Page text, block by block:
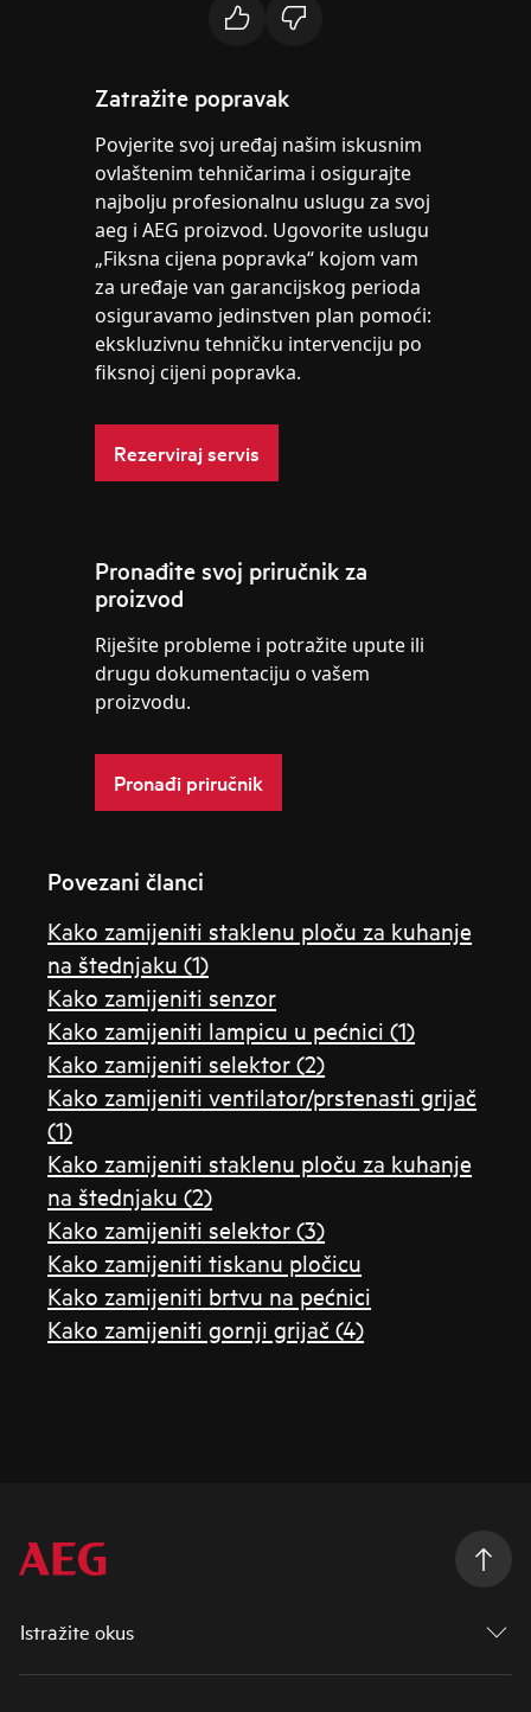
Zatražite popravak
Povjerite svoj uređaj našim iskusnim
ovlaštenim tehničarima i osigurajte
najbolju profesionalnu uslugu za svoj
aeg i AEG proizvod. Ugovorite uslugu
„Fiksna cijena popravka“ kojom vam
za uređaje van garancijskog perioda
osiguravamo jedinstven plan pomoći:
ekskluzivnu tehničku intervenciju po
fiksnoj cijeni popravka.
Rezerviraj servis
Pronađite svoj priručnik za
proizvod
Riješite probleme i potražite upute ili
drugu dokumentaciju o vašem
proizvodu.
Pronađi priručnik
Povezani članci
Kako zamijeniti staklenu ploču za kuhanje
na štednjaku (1)
Kako zamijeniti senzor
Kako zamijeniti lampicu u pećnici (1)
Kako zamijeniti selektor (2)
Kako zamijeniti ventilator/prstenasti grijač
(1)
Kako zamijeniti staklenu ploču za kuhanje
na štednjaku (2)
Kako zamijeniti selektor (3)
Kako zamijeniti tiskanu pločicu
Kako zamijeniti brtvu na pećnici
Kako zamijeniti gornji grijač (4)
Istražite okus